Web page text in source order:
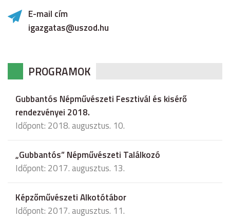
E-mail cím
igazgatas@uszod.hu
PROGRAMOK
Gubbantós Népművészeti Fesztivál és kisérő
rendezvényei 2018.
Időpont: 2018. augusztus. 10.
„Gubbantós” Népművészeti Találkozó
Időpont: 2017. augusztus. 13.
Képzőművészeti Alkotótábor
Időpont: 2017. augusztus. 11.